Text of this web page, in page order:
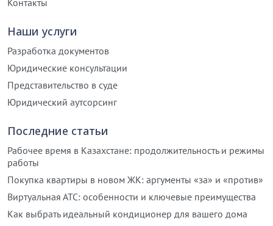
Наши услуги
Разработка документов
Юридические консультации
Представительство в суде
Юридический аутсорсинг
Последние статьи
Рабочее время в Казахстане: продолжительность и режимы
работы
Покупка квартиры в новом ЖК: аргументы «за» и «против»
Виртуальная АТС: особенности и ключевые преимущества
Как выбрать идеальный кондиционер для вашего дома